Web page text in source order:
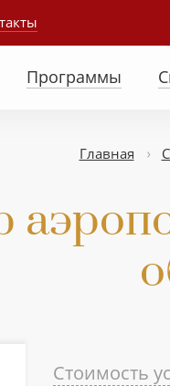
Программы
Главная
Стоимость